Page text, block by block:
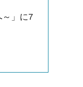
～」に7